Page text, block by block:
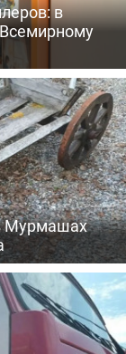
в
Мурмашах